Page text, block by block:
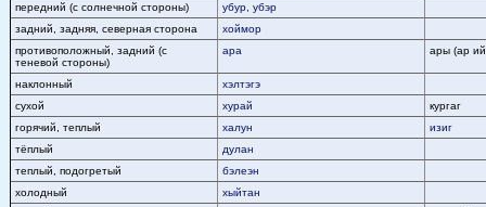
передний (с солнечной стороны)
убур, убэр
задний, задняя, северная сторона
хоймор
противоположный, задний (с
теневой стороны)
ара ары (ар
наклонный
хэлтэгэ
сухой
хурай
кургаг
горячий, теплый
халун
изиг
тёплый
дулан
теплый, подогретый
бэлеэн
холодный
хыйтан